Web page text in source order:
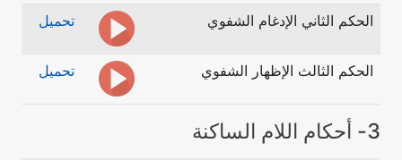
الحكم الثاني الإدغام الشفوي تحميل
الحكم الثالث الإظهار الشفوي تحميل
3- أحكام اللام الساكنة